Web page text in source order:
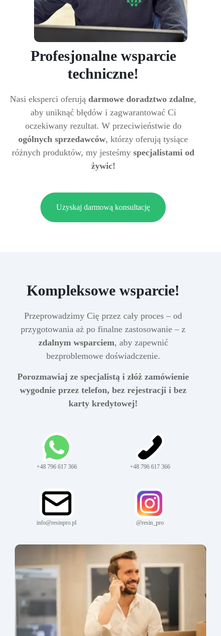
Profesjonalne wsparcie
techniczne!
Nasi eksperci oferują darmowe doradztwo zdalne,
aby uniknąć błędów i zagwarantować Ci
oczekiwany rezultat. W przeciwieństwie do
ogólnych sprzedawców, którzy oferują tysiące
różnych produktów, my jesteśmy specjalistami od
żywic!
Uzyskaj darmową konsultację
Kompleksowe wsparcie!
Przeprowadzimy Cię przez cały proces – od
przygotowania aż po finalne zastosowanie – z
zdalnym wsparciem, aby zapewnić
bezproblemowe doświadczenie.
Porozmawiaj ze specjalistą i złóż zamówienie
wygodnie przez telefon, bez rejestracji i bez
karty kredytowej!
+48 796 617 366 +48 796 617 366
info@resinpro.pl @resin_pro